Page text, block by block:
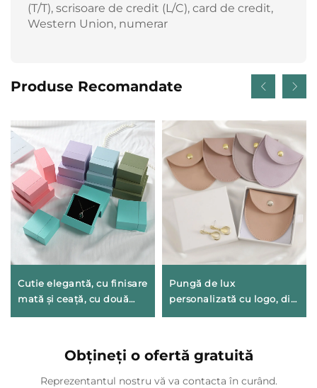
(T/T), scrisoare de credit (L/C), card de credit,
Western Union, numerar
Produse Recomandate
Cutie elegantă, cu finisare
mată și ceață, cu două
bijuterii de marcă; cutie
identitară avangardistă
Pungă de lux
personalizată cu logo, din
moale din microfibră,
pentru stocarea colierelor,
Obțineți o ofertă gratuită
Reprezentantul nostru vă va contacta în curând.